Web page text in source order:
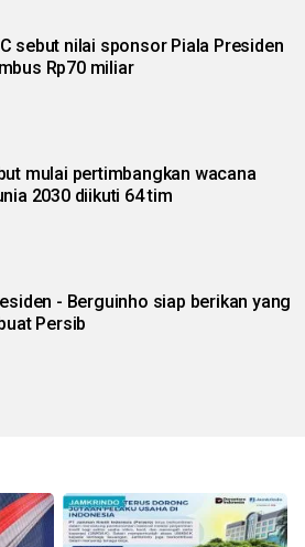
sebut nilai sponsor Piala Presiden
Rp70 miliar
mulai pertimbangkan wacana
2030 diikuti 64 tim
- Berguinho siap berikan yang
Persib